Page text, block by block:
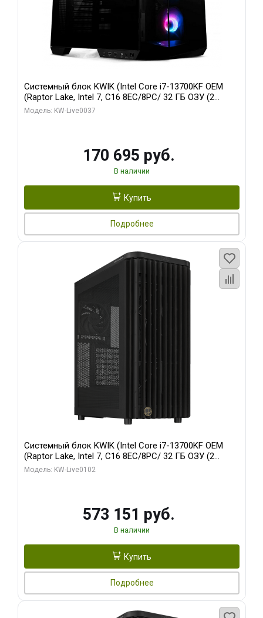
Системный блок KWIK (Intel Core i7-13700KF OEM
(Raptor Lake, Intel 7, C16 8EC/8PC/ 32 ГБ ОЗУ (2
модуля)/ Gigabyte RTX5070 AERO OC 12GB GDDR7
Модель: KW-Live0037
170 695 руб.
В наличии
Купить
Подробнее
Системный блок KWIK (Intel Core i7-13700KF OEM
(Raptor Lake, Intel 7, C16 8EC/8PC/ 32 ГБ ОЗУ (2
модуля)/ Afox RTX4090 24GB GDDR6X 384-Bit 3xDP
Модель: KW-Live0102
573 151 руб.
В наличии
Купить
Подробнее